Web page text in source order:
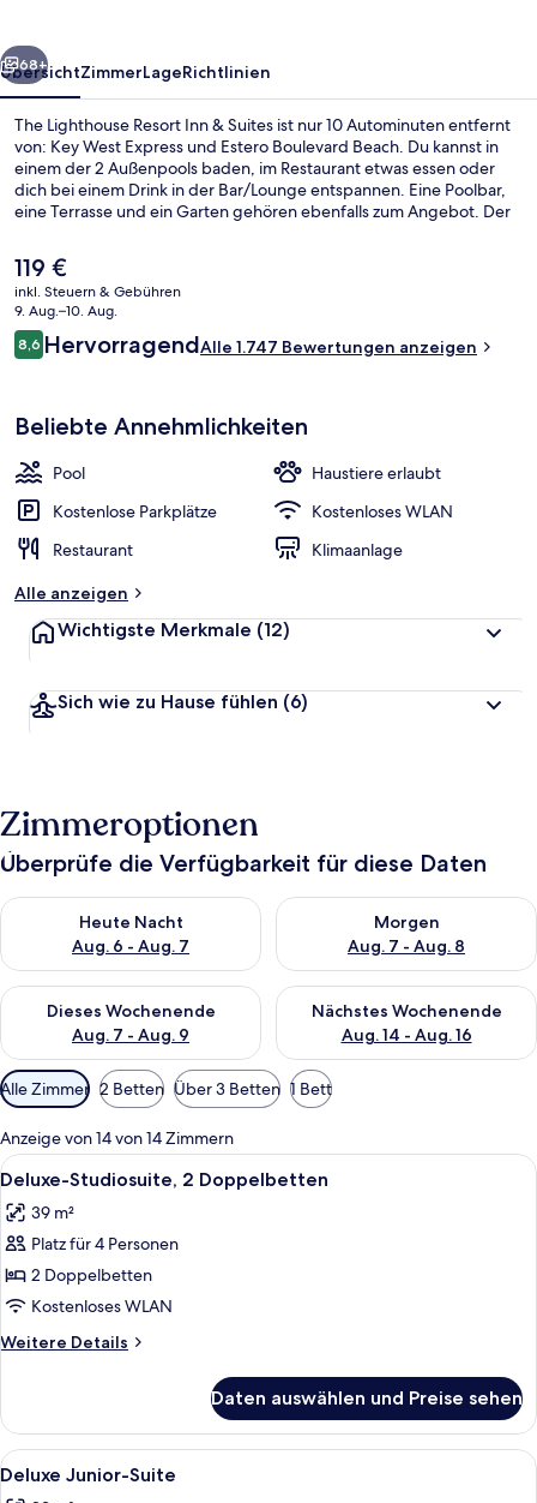
Weiter
68+
ÜbersichtZimmerLageRichtlinien
The Lighthouse Resort Inn & Suites ist nur 10 Autominuten entfernt
von: Key West Express und Estero Boulevard Beach. Du kannst in
einem der 2 Außenpools baden, im Restaurant etwas essen oder
dich bei einem Drink in der Bar/Lounge entspannen. Eine Poolbar,
eine Terrasse und ein Garten gehören ebenfalls zum Angebot. Der
anderen Reisenden.
Der
aktuelle
Preis
beträgt
119 €.
119 €
inkl. Steuern & Gebühren
9. Aug.–10. Aug.
Bewertungen
8,68,6 von 10.
HervorragendAlle 1.747 Bewertungen anzeigen
Beliebte Annehmlichkeiten
Pool
Haustiere erlaubt
Kostenlose Parkplätze
Kostenloses WLAN
Restaurant
Klimaanlage
Alle anzeigen
Wichtigste Merkmale (12)
Sich wie zu Hause fühlen (6)
Zimmeroptionen
Überprüfe die Verfügbarkeit für diese Daten
Heute Nacht
Aug. 6 - Aug. 7
Überprüfe die Verfügbarkeit für heute Nacht, Aug. 6 - Aug. 7.
Morgen
Aug. 7 - Aug. 8
Überprüfe die Verfügbarkeit
Dieses Wochenende
Aug. 7 - Aug. 9
Überprüfe die Verfügbarkeit für dieses Wochenende, Aug. 7
Nächstes Wochenende
Aug. 14 - Aug. 16
Überprüfe die Verfügbarkeit
Verfügbare
Filter
für
Zimmer
Alle Zimmer 2 Betten Über 3 Betten 1 Bett
Anzeige von 14 von 14 Zimmern
Alle
Fotos
für
Deluxe-
Studiosuite,
2 Doppelbetten
anzeigen
Deluxe-Studiosuite, 2 Doppelbetten
5
Deluxe-Studiosuite, 2 Doppelbetten
39 m²
Platz für 4 Personen
2 Doppelbetten
Kostenloses WLAN
Weitere Details
Weitere
Studiosuite,
2 Doppelbetten
Daten auswählen und Preise sehen
Alle
Fotos
Ein Hotelzimmer mit zwei Betten,
5
Deluxe Junior-Suite